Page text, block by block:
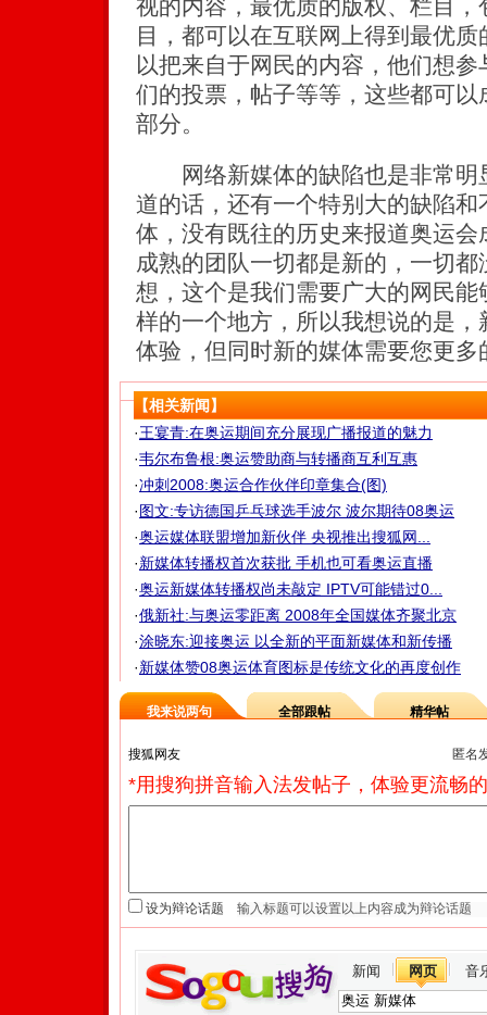
视的内容，最优质的版权、栏目
目，都可以在互联网上得到最优
以把来自于网民的内容，他们想
们的投票，帖子等等，这些都可
部分。
网络新媒体的缺陷也是非常明
道的话，还有一个特别大的缺陷
体，没有既往的历史来报道奥运
成熟的团队一切都是新的，一切
想，这个是我们需要广大的网民
样的一个地方，所以我想说的是
体验，但同时新的媒体需要您更多
【相关新闻】
·王宴青:在奥运期间充分展现广播报道的魅力
·韦尔布鲁根:奥运赞助商与转播商互利互惠
·冲刺2008:奥运合作伙伴印章集合(图)
·图文:专访德国乒乓球选手波尔 波尔期待08奥运
·奥运媒体联盟增加新伙伴 央视推出搜狐网...
·新媒体转播权首次获批 手机也可看奥运直播
·奥运新媒体转播权尚未敲定 IPTV可能错过0...
·俄新社:与奥运零距离 2008年全国媒体齐聚北京
·涂晓东:迎接奥运 以全新的平面新媒体和新传播
·新媒体赞08奥运体育图标是传统文化的再度创作
我来说两句 全部跟帖 精华帖
匿名
*用搜狗拼音输入法发帖子，体验更流畅
设为辩论话题
新闻 网页 音